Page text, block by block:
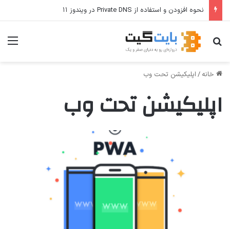
نحوه افزودن و استفاده از Private DNS در ویندوز ۱۱
جستجو برای
خانه / اپلیکیشن تحت وب
اپلیکیشن تحت وب